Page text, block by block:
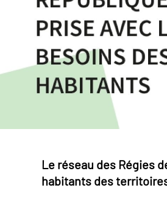
Le réseau des Régies
habitants des